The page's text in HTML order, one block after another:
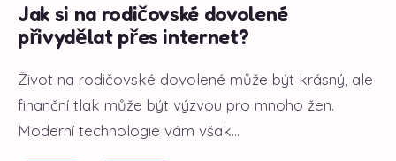
Jak si na rodičovské dovolené
přivydělat přes internet?
Život na rodičovské dovolené může být krásný, ale
finanční tlak může být výzvou pro mnoho žen.
Moderní technologie vám však...